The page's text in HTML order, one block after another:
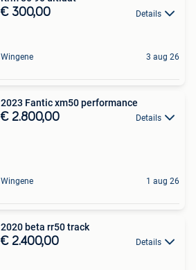
€ 300,00 Details
Wingene 3 aug 26
2023 Fantic xm50 performance
€ 2.800,00 Details
Wingene 1 aug 26
2020 beta rr50 track
€ 2.400,00 Details